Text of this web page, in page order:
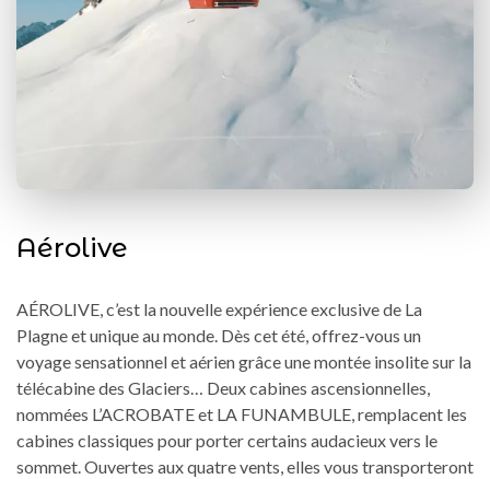
Aérolive
AÉROLIVE, c’est la nouvelle expérience exclusive de La
Plagne et unique au monde. Dès cet été, offrez-vous un
voyage sensationnel et aérien grâce une montée insolite sur la
télécabine des Glaciers… Deux cabines ascensionnelles,
nommées L’ACROBATE et LA FUNAMBULE, remplacent les
cabines classiques pour porter certains audacieux vers le
sommet. Ouvertes aux quatre vents, elles vous transporteront